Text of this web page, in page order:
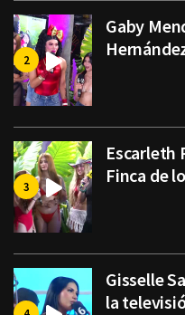
Gaby
Escarleth
Finca de
Gisselle
la